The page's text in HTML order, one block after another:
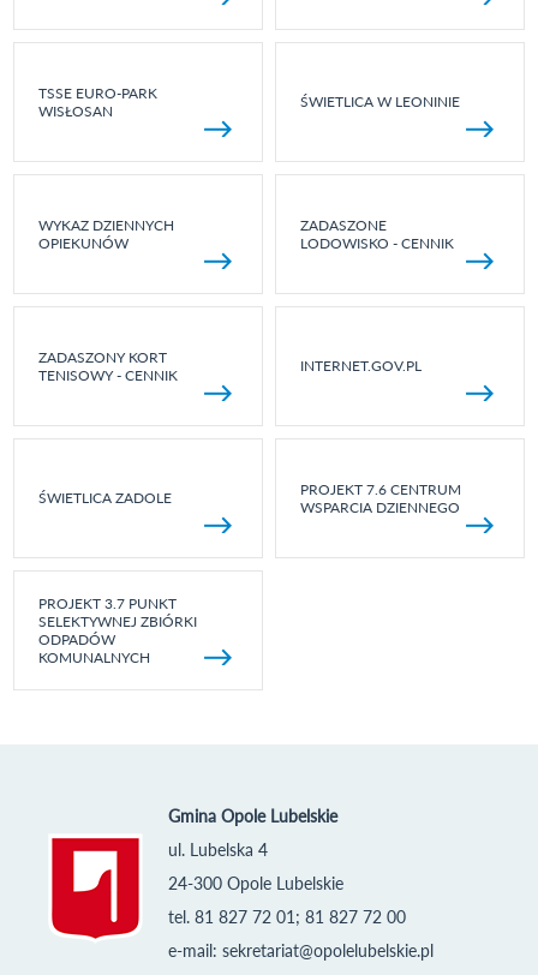
TSSE EURO-PARK
WISŁOSAN
ŚWIETLICA W LEONINIE
WYKAZ DZIENNYCH
OPIEKUNÓW
ZADASZONE
LODOWISKO - CENNIK
ZADASZONY KORT
TENISOWY - CENNIK
INTERNET.GOV.PL
ŚWIETLICA ZADOLE
PROJEKT 7.6 CENTRUM
WSPARCIA DZIENNEGO
PROJEKT 3.7 PUNKT
SELEKTYWNEJ ZBIÓRKI
ODPADÓW
KOMUNALNYCH
Gmina Opole Lubelskie
ul. Lubelska 4
24-300 Opole Lubelskie
tel. 81 827 72 01; 81 827 72 00
e-mail: sekretariat@opolelubelskie.pl